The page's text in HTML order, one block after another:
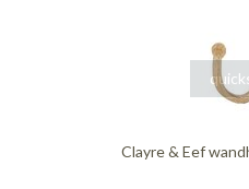
Clayre & Eef